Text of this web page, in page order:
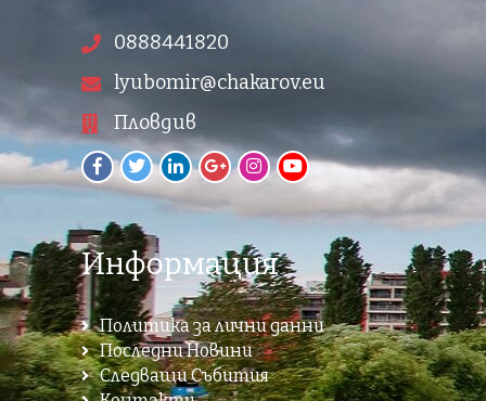
0888441820
lyubomir@chakarov.eu
Пловдив
Информация
Политика за лични данни
Последни Новини
Следващи Събития